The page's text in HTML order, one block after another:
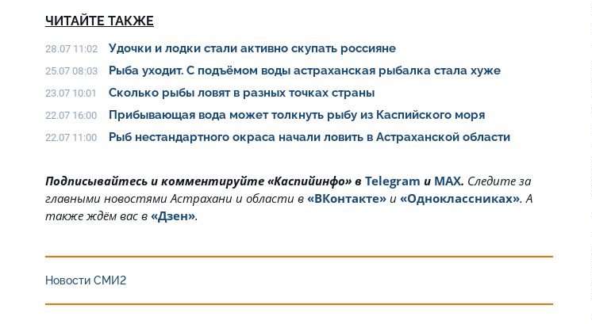
ЧИТАЙТЕ ТАКЖЕ
28.07 11:02 Удочки и лодки стали активно скупать россияне
25.07 08:03 Рыба уходит. С подъёмом воды астраханская рыбалка стала хуже
23.07 10:01 Сколько рыбы ловят в разных точках страны
22.07 16:00 Прибывающая вода может толкнуть рыбу из Каспийского моря
22.07 11:00 Рыб нестандартного окраса начали ловить в Астраханской области
Подписывайтесь и комментируйте «Каспийинфо» в Telegram и MAX. Cледите за
главными новостями Астрахани и области в «ВКонтакте» и «Одноклассниках». А
также ждём вас в «Дзен».
Новости СМИ2